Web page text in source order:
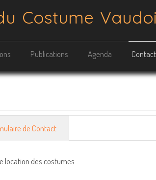
Costume
Publications Agenda
de Contact
Fonction:
location des costumes